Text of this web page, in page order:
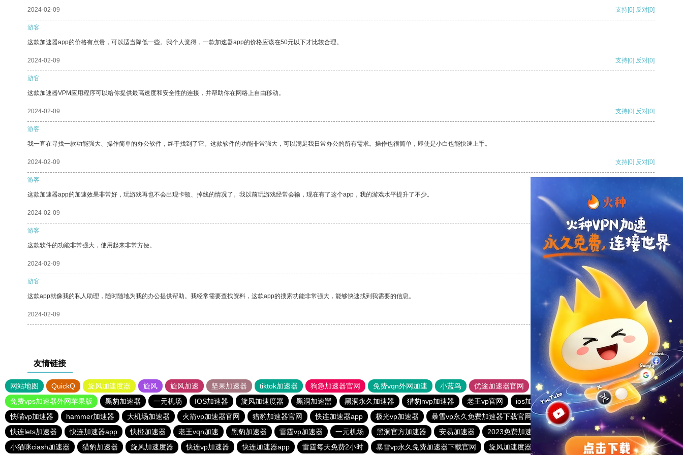
2024-02-09 支持[0] 反对[0]
游客
这款加速器app的价格有点贵，可以适当降低一些。我个人觉得，一款加速器app的价格应该在50元以下才比较合理。
2024-02-09 支持[0] 反对[0]
游客
这款加速器VPM应用程序可以给你提供最高速度和安全性的连接，并帮助你在网络上自由移动。
2024-02-09 支持[0] 反对[0]
游客
我一直在寻找一款功能强大、操作简单的办公软件，终于找到了它。这款软件的功能非常强大，可以满足我日常办公的所有需求。操作也很简单，即使是小白也能快速上手。
2024-02-09 支持[0] 反对[0]
游客
这款加速器app的加速效果非常好，玩游戏再也不会出现卡顿、掉线的情况了。我以前玩游戏经常会输，现在有了这个app，我的游戏水平提升了不少。
2024-02-09
游客
这款软件的功能非常强大，使用起来非常方便。
2024-02-09 反对
游客
这款app就像我的私人助理，随时随地为我的办公提供帮助。我经常需要查找资料，这款app的搜索功能非常强大，能够快速找到我需要的信息。
2024-02-09 反对[0]
友情链接
网站地图 QuickQ 旋风加速度器 旋风 旋风加速 坚果加速器 tiktok加速器 狗急加速器官网 免费vqn外网加速 小蓝鸟 优途加速器官网 风驰加速器 旋风加速器
八戒看书
免费vps加速器外网苹果版
黑豹加速器 一元机场 IOS加速器 旋风加速度器 黑洞加速噐 黑洞永久加速器 猎豹nvp加速器 老王vp官网 ios加速器 tyl加速器官网
ios加速器
快喵vp加速器
hammer加速器 大机场加速器 火箭vp加速器官网 猎豹加速器官网 快连加速器app 极光vp加速器 暴雪vp永久免费加速器下载官网 酷通加速器
旋风加速度器
快连lets加速器
快连加速器app 快橙加速器 老王vqn加速 黑豹加速器 雷霆vp加速器 一元机场 黑洞官方加速器 安易加速器 2023免费加速神器 快连加速器app
猴王加速器
小猫咪ciash加速器
猎豹加速器 旋风加速度器 快连vp加速器 快连加速器app 雷霆每天免费2小时 暴雪vp永久免费加速器下载官网 旋风加速度器 vqn加速外网